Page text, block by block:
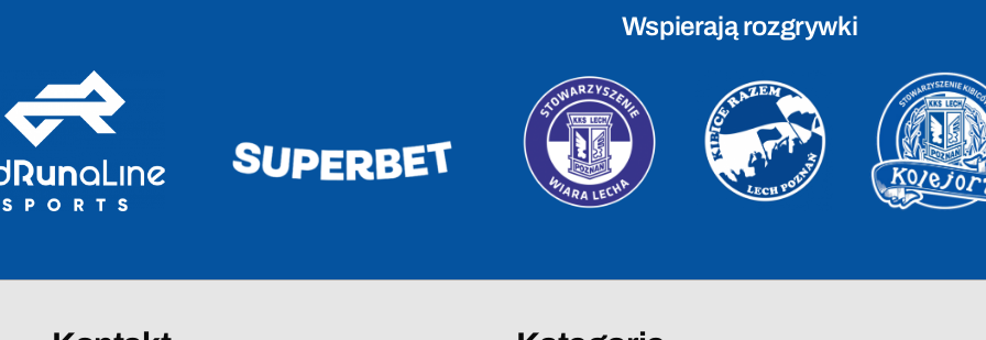
Wspierają rozgrywki